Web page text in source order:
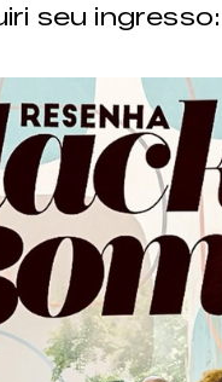
seu ingresso: